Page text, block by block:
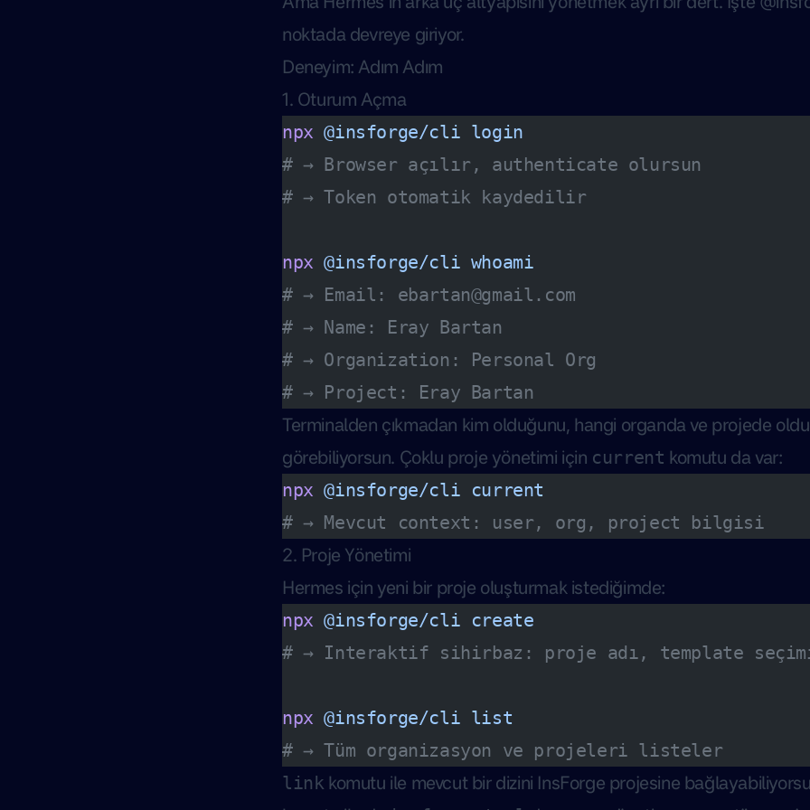
noktada devreye giriyor.
Deneyim: Adım Adım
1. Oturum Açma
npx @insforge/cli login
# → Browser açılır, authenticate olursun
# → Token otomatik kaydedilir
npx @insforge/cli whoami
# → Email: ebartan@gmail.com
# → Name: Eray Bartan
# → Organization: Personal Org
# → Project: Eray Bartan
Terminalden çıkmadan kim olduğunu, hangi organda ve projede
görebiliyorsun. Çoklu proje yönetimi için current komutu da var:
npx @insforge/cli current
# → Mevcut context: user, org, project bilgisi
2. Proje Yönetimi
Hermes için yeni bir proje oluşturmak istediğimde:
npx @insforge/cli create
# → Interaktif sihirbaz: proje adı, template
npx @insforge/cli list
# → Tüm organizasyon ve projeleri listeler
link komutu ile mevcut bir dizini InsForge projesine